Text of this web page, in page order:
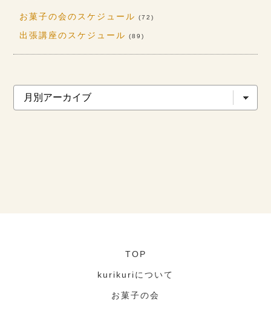
お菓子の会のスケジュール (72)
出張講座のスケジュール (89)
TOP
kurikuriについて
お菓子の会